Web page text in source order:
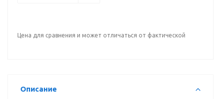
Цена для сравнения и может отличаться от фактической
Описание